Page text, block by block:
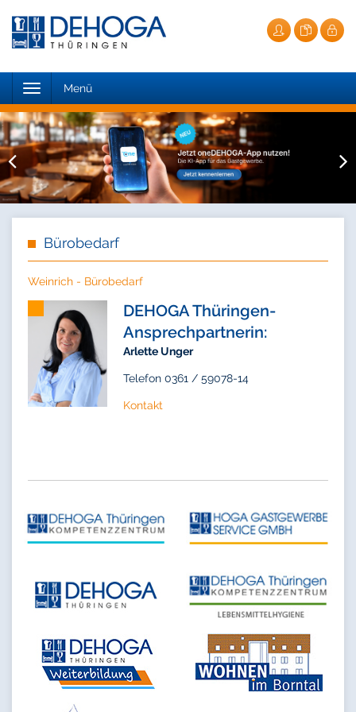
Toggle
navigation
Menü
Bürobedarf
Weinrich - Bürobedarf
DEHOGA Thüringen-
Ansprechpartnerin:
Arlette Unger
Telefon 0361 / 59078-14
Kontakt